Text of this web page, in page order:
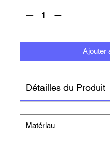
Ajouter
Détailles du Produit
Matériau